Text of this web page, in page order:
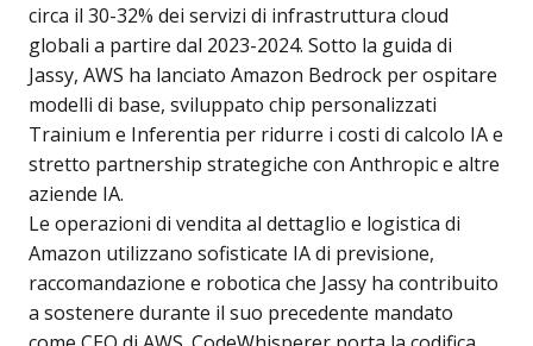
circa il 30-32% dei servizi di infrastruttura cloud
globali a partire dal 2023-2024. Sotto la guida di
Jassy, AWS ha lanciato Amazon Bedrock per ospitare
modelli di base, sviluppato chip personalizzati
Trainium e Inferentia per ridurre i costi di calcolo IA e
stretto partnership strategiche con Anthropic e altre
aziende IA.
Le operazioni di vendita al dettaglio e logistica di
Amazon utilizzano sofisticate IA di previsione,
raccomandazione e robotica che Jassy ha contribuito
a sostenere durante il suo precedente mandato